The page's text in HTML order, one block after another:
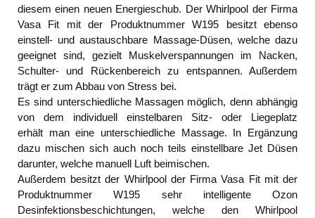
diesem einen neuen Energieschub. Der Whirlpool der Firma
Vasa Fit mit der Produktnummer W195 besitzt ebenso
einstell- und austauschbare Massage-Düsen, welche dazu
geeignet sind, gezielt Muskelverspannungen im Nacken,
Schulter- und Rückenbereich zu entspannen. Außerdem
trägt er zum Abbau von Stress bei.
Es sind unterschiedliche Massagen möglich, denn abhängig
von dem individuell einstelbaren Sitz- oder Liegeplatz
erhält man eine unterschiedliche Massage. In Ergänzung
dazu mischen sich auch noch teils einstellbare Jet Düsen
darunter, welche manuell Luft beimischen.
Außerdem besitzt der Whirlpool der Firma Vasa Fit mit der
Produktnummer W195 sehr intelligente Ozon
Desinfektionsbeschichtungen, welche den Whirlpool